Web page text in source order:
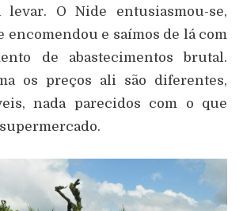
levar. O Nide entusiasmou-se,
encomendou e saímos de lá com
de abastecimentos brutal.
os preços ali são diferentes,
nada parecidos com o que